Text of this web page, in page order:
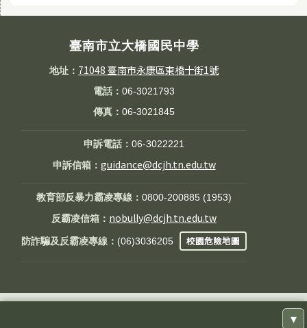
每個下拉選單代表一個網站分類。選取網站後，會立即在新分
▾
臺南市立大橋國民中學
地址： 71048 臺南市永康區東橋十街1號
電話：06-3021793
傳真：06-3021845
申訴電話：06-3022221
申訴信箱： guidance@dcjh.tn.edu.tw
教育部反暴力霸凌專線：0800-200885 (1953)
反霸凌信箱： nobully@dcjh.tn.edu.tw
防詐騙及反霸凌專線： (06)3036205 校園危險地圖